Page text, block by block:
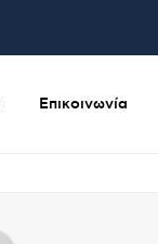
Επικοινωνία